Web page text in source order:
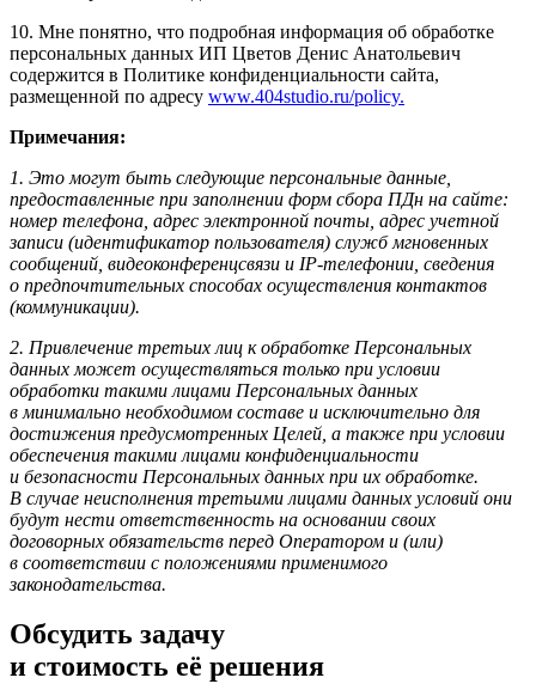
10. Мне понятно, что подробная информация об обработке
персональных данных ИП Цветов Денис Анатольевич
содержится в Политике конфиденциальности сайта,
размещенной по адресу www.404studio.ru/policy.
Примечания:
1. Это могут быть следующие персональные данные,
предоставленные при заполнении форм сбора ПДн на сайте:
номер телефона, адрес электронной почты, адрес учетной
записи (идентификатор пользователя) служб мгновенных
сообщений, видеоконференцсвязи и IP-телефонии, сведения
о предпочтительных способах осуществления контактов
(коммуникации).
2. Привлечение третьих лиц к обработке Персональных
данных может осуществляться только при условии
обработки такими лицами Персональных данных
в минимально необходимом составе и исключительно для
достижения предусмотренных Целей, а также при условии
обеспечения такими лицами конфиденциальности
и безопасности Персональных данных при их обработке.
В случае неисполнения третьими лицами данных условий они
будут нести ответственность на основании своих
договорных обязательств перед Оператором и (или)
в соответствии с положениями применимого
законодательства.
Обсудить задачу
и стоимость её решения